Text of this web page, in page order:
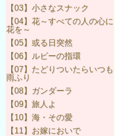
【03】小さなスナック
【04】花～すべての人の心に
花を～
【05】或る日突然
【06】ルビーの指環
【07】たどりついたらいつも
雨ふり
【08】ガンダーラ
【09】旅人よ
【10】海・その愛
【11】お嫁においで